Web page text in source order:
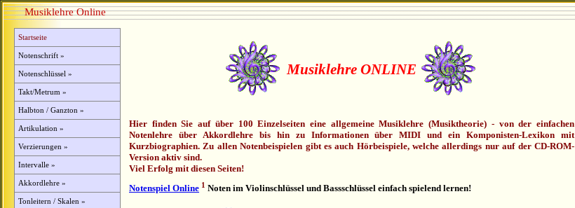
Musiklehre Online
Startseite
Notenschrift »
Notenschlüssel »
Takt/Metrum »
Halbton / Ganzton »
Artikulation »
Verzierungen »
Intervalle »
Akkordlehre »
Tonleitern / Skalen »
Musiklehre ONLINE
Hier finden Sie auf über 100 Einzelseiten eine allgemeine Musiklehre (Musiktheorie) - von der einfachen
Notenlehre über Akkordlehre bis hin zu Informationen über MIDI und ein Komponisten-Lexikon mit
Kurzbiographien. Zu allen Notenbeispielen gibt es auch Hörbeispiele, welche allerdings nur auf der CD-ROM-
Version aktiv sind.
Viel Erfolg mit diesen Seiten!
Notenspiel Online 1 Noten im Violinschlüssel und Bassschlüssel einfach spielend lernen!